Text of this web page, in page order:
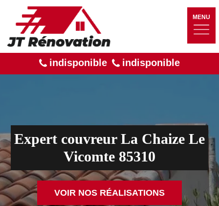
MENU
indisponible indisponible
Expert couvreur La Chaize Le
Vicomte 85310
VOIR NOS RÉALISATIONS